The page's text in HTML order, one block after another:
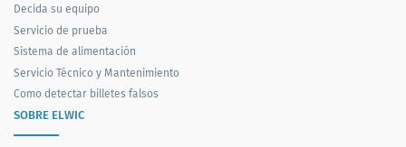
Decida su equipo
Servicio de prueba
Sistema de alimentación
Servicio Técnico y Mantenimiento
Como detectar billetes falsos
SOBRE ELWIC